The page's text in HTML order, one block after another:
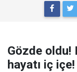
Gözde oldu!
hayatı iç